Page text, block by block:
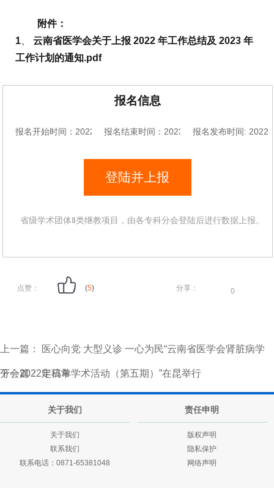
附件：
1
云南省医学会关于上报 2022 年工作总结及 2023 年
工作计划的通知.pdf
报名信息
报名开始时间：2022-11-04 16:29:44报名结束时间：2023-08-15 18:29:44
报名发布时间:
登陆并上报
省级学术团体Ⅱ类继教项目，由各专科分会登陆后进行数据上报。
点赞： (5) 分享： 0
上一篇： 医心向党 大型义诊 一心为民“云南省医学会肾脏病学
分会2022年日常学术活动（第五期）”在昆举行
下一篇：定稿单
关于我们
关于我们
联系我们
联系电话：0871-65381048
责任申明
版权声明
隐私保护
网络声明